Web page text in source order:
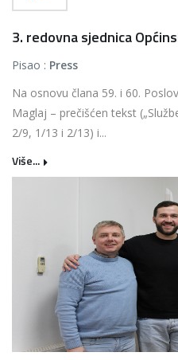
3. redovna sjednica
Pisao : Press
Na osnovu člana 59. i 60.
Maglaj – prečišćen tekst
2/9, 1/13 i 2/13) i...
Više...